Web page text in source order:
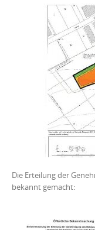
Die Erteilung der
bekannt gemacht: